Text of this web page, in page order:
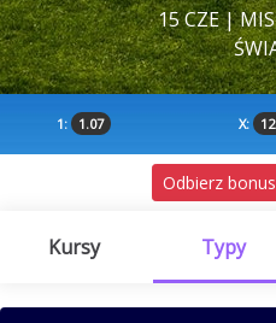
15 CZE |
1: 1.07 X:
Odbierz
Kursy Typy